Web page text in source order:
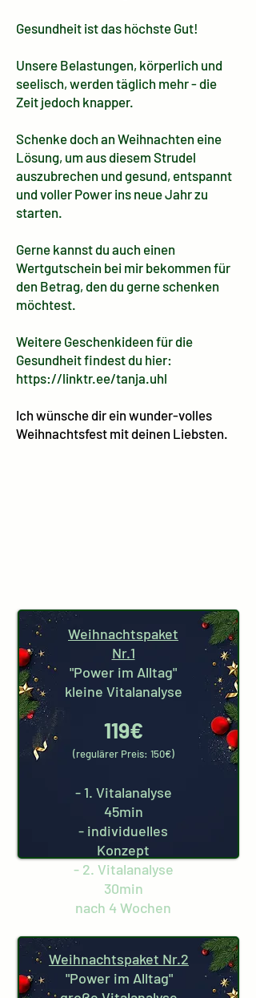
Gesundheit ist das höchste Gut!
Unsere Belastungen, körperlich und
seelisch, werden täglich mehr - die
Zeit jedoch knapper.
Schenke doch an Weihnachten eine
Lösung, um aus diesem Strudel
auszubrechen und gesund, entspannt
und voller Power ins neue Jahr zu
starten.
Gerne kannst du auch einen
Wertgutschein bei mir bekommen für
den Betrag, den du gerne schenken
möchtest.
Weitere Geschenkideen für die
Gesundheit findest du hier:
https://linktr.ee/tanja.uhl
Ich wünsche dir ein wunder-volles
Weihnachtsfest mit deinen Liebsten.
Weihnachtspaket
Nr.1
"Power im Alltag"
kleine Vitalanalyse
119€
(regulärer Preis: 150€)
- 1. Vitalanalyse
45min
- individuelles
Konzept
- 2. Vitalanalyse
30min
nach 4 Wochen
Weihnachtspaket Nr.2
"Power im Alltag"